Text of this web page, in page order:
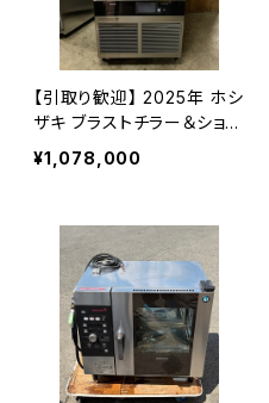
【引取り歓迎】 2025年 ホシ
ザキ ブラストチラー＆ショッ
クフリーザー HBC-12B3-2
¥1,078,000